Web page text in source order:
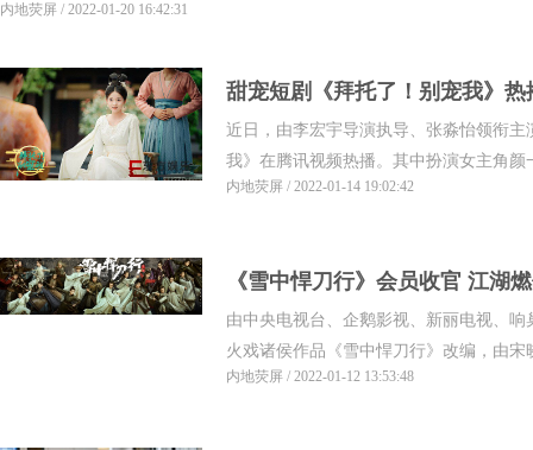
内地荧屏 / 2022-01-20 16:42:31
甜宠短剧《拜托了！别宠我》
近日，由李宏宇导演执导、张淼怡领衔
我》在腾讯视频热播。其中扮演女主角颜
内地荧屏 / 2022-01-14 19:02:42
《雪中悍刀行》会员收官 江湖
由中央电视台、企鹅影视、新丽电视、
火戏诸侯作品《雪中悍刀行》改编，由宋
内地荧屏 / 2022-01-12 13:53:48